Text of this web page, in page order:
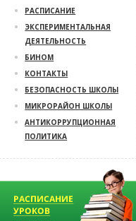
РАСПИСАНИЕ
ЭКСПЕРИМЕНТАЛЬНАЯ
ДЕЯТЕЛЬНОСТЬ
БИНОМ
КОНТАКТЫ
БЕЗОПАСНОСТЬ ШКОЛЫ
МИКРОРАЙОН ШКОЛЫ
АНТИКОРРУПЦИОННАЯ
ПОЛИТИКА